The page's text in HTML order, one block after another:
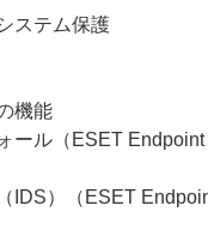
ステム保護
機能
ール（ESET
IDS）（ESET